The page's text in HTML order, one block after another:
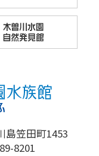
笠田町1453
8201